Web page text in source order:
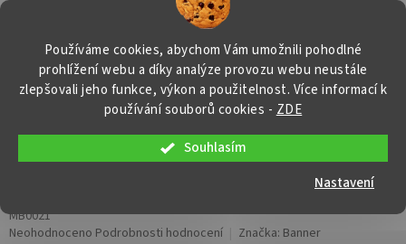
Používáme cookies, abychom Vám umožnili pohodlné
prohlížení webu a díky analýze provozu webu neustále
zlepšovali jeho funkce, výkon a použitelnost. Více informací k
používání souborů cookies - ZDE
Souhlasím
Nastavení
Přejít
KOŠÍK
Motobaterie Banner Bike Bull YB14L-
MB0021
Průměrné
Neohodnoceno Podrobnosti hodnocení Značka: Banner